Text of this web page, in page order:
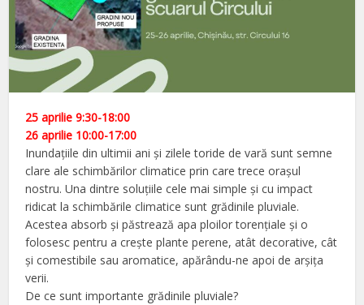
25 aprilie 9:30-18:00
26 aprilie 10:00-17:00
Inundațiile din ultimii ani și zilele toride de vară sunt semne
clare ale schimbărilor climatice prin care trece orașul
nostru. Una dintre soluțiile cele mai simple și cu impact
ridicat la schimbările climatice sunt grădinile pluviale.
Acestea absorb și păstrează apa ploilor torențiale și o
folosesc pentru a crește plante perene, atât decorative, cât
și comestibile sau aromatice, apărându-ne apoi de arșița
verii.
De ce sunt importante grădinile pluviale?